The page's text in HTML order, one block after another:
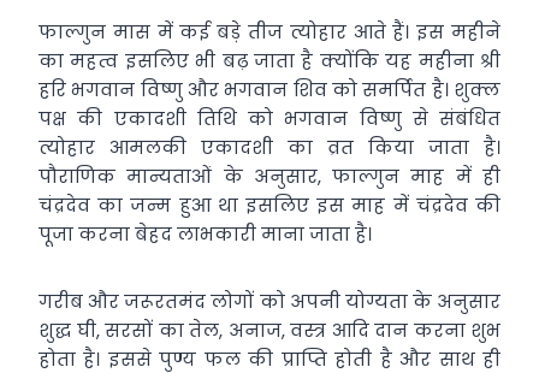
फाल्गुन मास में कई बड़े तीज त्योहार आते हैं। इस महीने
का महत्व इसलिए भी बढ़ जाता है क्योंकि यह महीना श्री
हरि भगवान विष्णु और भगवान शिव को समर्पित है। शुक्ल
पक्ष की एकादशी तिथि को भगवान विष्णु से संबंधित
त्योहार आमलकी एकादशी का व्रत किया जाता है।
पौराणिक मान्यताओं के अनुसार, फाल्गुन माह में ही
चंद्रदेव का जन्म हुआ था इसलिए इस माह में चंद्रदेव की
पूजा करना बेहद लाभकारी माना जाता है।
गरीब और जरूरतमंद लोगों को अपनी योग्यता के अनुसार
शुद्ध घी, सरसों का तेल, अनाज, वस्त्र आदि दान करना शुभ
होता है। इससे पुण्य फल की प्राप्ति होती है और साथ ही